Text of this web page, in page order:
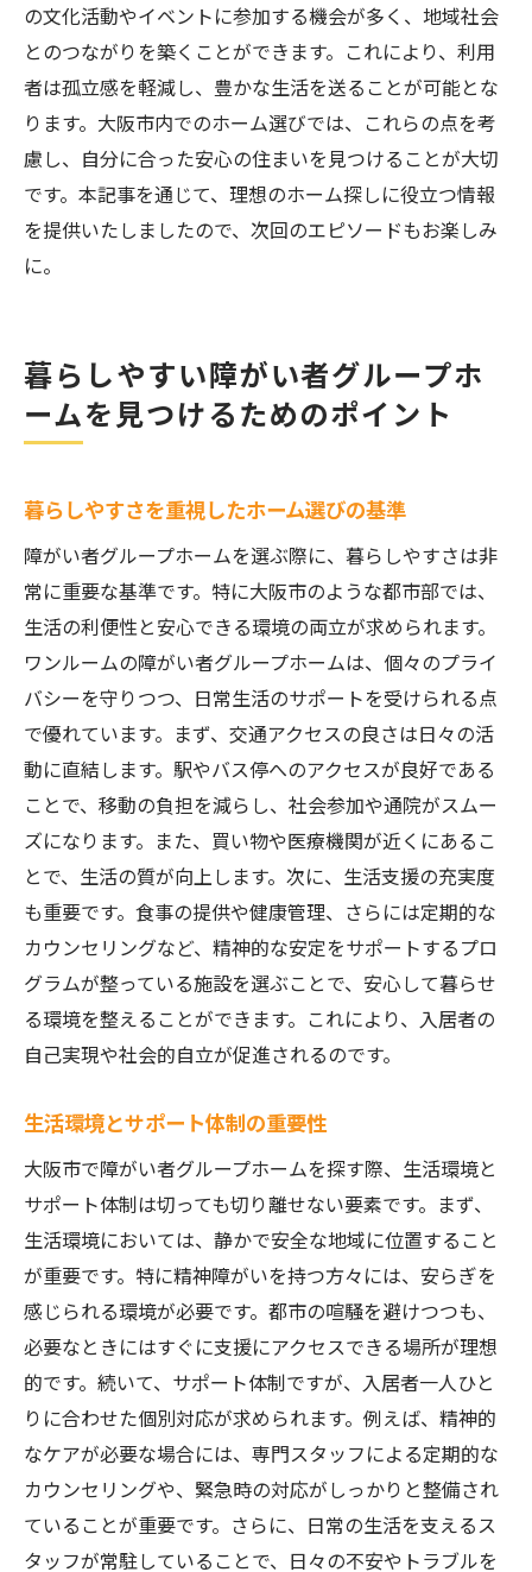
の文化活動やイベントに参加する機会が多く、地域社会
とのつながりを築くことができます。これにより、利用
者は孤立感を軽減し、豊かな生活を送ることが可能とな
ります。大阪市内でのホーム選びでは、これらの点を考
慮し、自分に合った安心の住まいを見つけることが大切
です。本記事を通じて、理想のホーム探しに役立つ情報
を提供いたしましたので、次回のエピソードもお楽しみ
に。
暮らしやすい障がい者グループホ
ームを見つけるためのポイント
暮らしやすさを重視したホーム選びの基準
障がい者グループホームを選ぶ際に、暮らしやすさは非
常に重要な基準です。特に大阪市のような都市部では、
生活の利便性と安心できる環境の両立が求められます。
ワンルームの障がい者グループホームは、個々のプライ
バシーを守りつつ、日常生活のサポートを受けられる点
で優れています。まず、交通アクセスの良さは日々の活
動に直結します。駅やバス停へのアクセスが良好である
ことで、移動の負担を減らし、社会参加や通院がスムー
ズになります。また、買い物や医療機関が近くにあるこ
とで、生活の質が向上します。次に、生活支援の充実度
も重要です。食事の提供や健康管理、さらには定期的な
カウンセリングなど、精神的な安定をサポートするプロ
グラムが整っている施設を選ぶことで、安心して暮らせ
る環境を整えることができます。これにより、入居者の
自己実現や社会的自立が促進されるのです。
生活環境とサポート体制の重要性
大阪市で障がい者グループホームを探す際、生活環境と
サポート体制は切っても切り離せない要素です。まず、
生活環境においては、静かで安全な地域に位置すること
が重要です。特に精神障がいを持つ方々には、安らぎを
感じられる環境が必要です。都市の喧騒を避けつつも、
必要なときにはすぐに支援にアクセスできる場所が理想
的です。続いて、サポート体制ですが、入居者一人ひと
りに合わせた個別対応が求められます。例えば、精神的
なケアが必要な場合には、専門スタッフによる定期的な
カウンセリングや、緊急時の対応がしっかりと整備され
ていることが重要です。さらに、日常の生活を支えるス
タッフが常駐していることで、日々の不安やトラブルを